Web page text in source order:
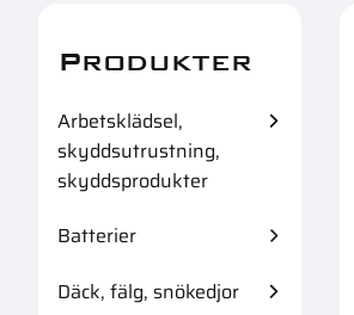
Produkter
Arbetsklädsel,
skyddsutrustning,
skyddsprodukter
Batterier
Däck, fälg, snökedjor